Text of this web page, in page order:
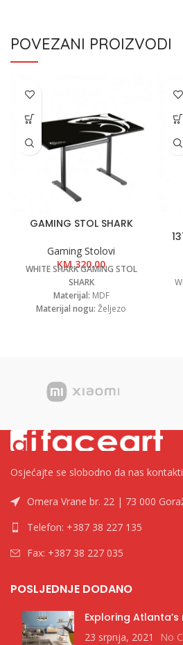
POVEZANI PROIZVODI
GAMING STOL SHARK
Gaming Stolovi
KM320.00
WHITE SHARK GAMING STOL
SHARK
Materijal: MDF
Materijal nogu: Željezo
Osjećajte se slobodno da nas
Omera Vrane br. 22 | 73 000
Telefon: +387 38 227 135
Fax: +387 38 227 035
POSLJEDNJE DODANO
Exploring
23 srpnja, 2021 No